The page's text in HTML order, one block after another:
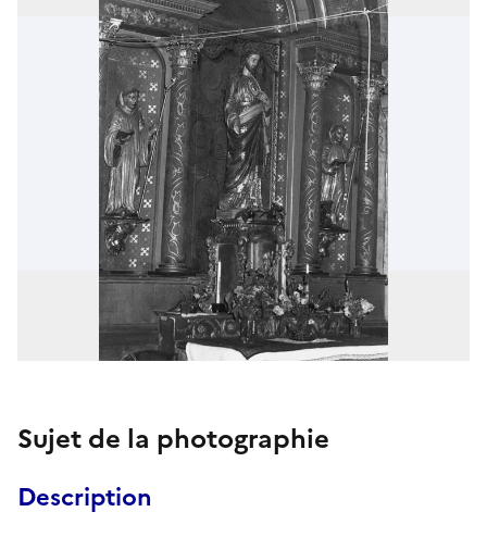
Sujet de la photographie
Description